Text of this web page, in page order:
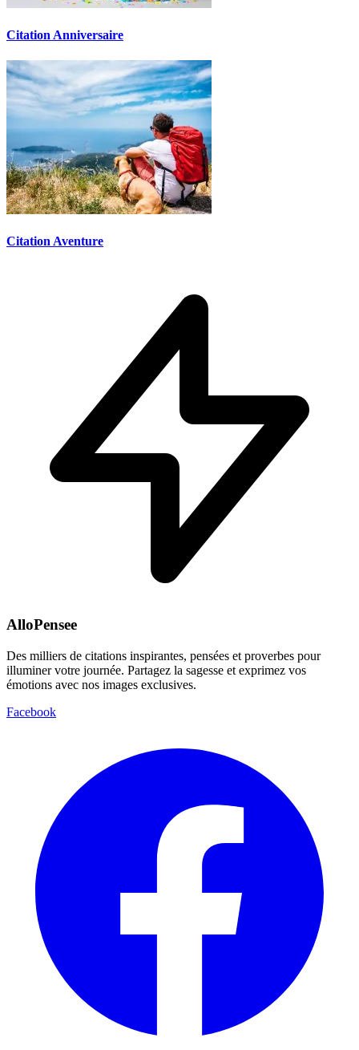
Citation Anniversaire
Citation Aventure
AlloPensee
Des milliers de citations inspirantes, pensées et proverbes pour
illuminer votre journée. Partagez la sagesse et exprimez vos
émotions avec nos images exclusives.
Facebook